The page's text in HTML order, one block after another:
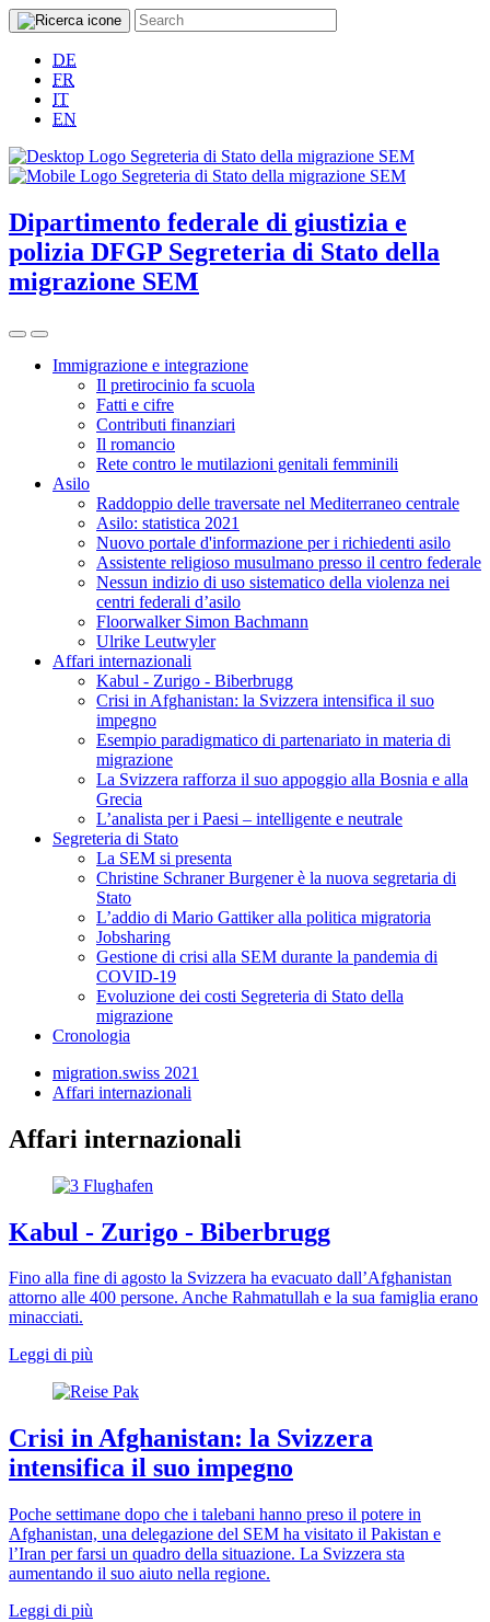
DE
FR
IT
EN
Dipartimento federale di giustizia e
polizia DFGP Segreteria di Stato della
migrazione SEM
Immigrazione e integrazione
Il pretirocinio fa scuola
Fatti e cifre
Contributi finanziari
Il romancio
Rete contro le mutilazioni genitali femminili
Asilo
Raddoppio delle traversate nel Mediterraneo centrale
Asilo: statistica 2021
Nuovo portale d'informazione per i richiedenti asilo
Assistente religioso musulmano presso il centro federale
Nessun indizio di uso sistematico della violenza nei
centri federali d’asilo
Floorwalker Simon Bachmann
Ulrike Leutwyler
Affari internazionali
Kabul - Zurigo - Biberbrugg
Crisi in Afghanistan: la Svizzera intensifica il suo
impegno
Esempio paradigmatico di partenariato in materia di
migrazione
La Svizzera rafforza il suo appoggio alla Bosnia e alla
Grecia
L’analista per i Paesi – intelligente e neutrale
Segreteria di Stato
La SEM si presenta
Christine Schraner Burgener è la nuova segretaria di
Stato
L’addio di Mario Gattiker alla politica migratoria
Jobsharing
Gestione di crisi alla SEM durante la pandemia di
COVID-19
Evoluzione dei costi Segreteria di Stato della
migrazione
Cronologia
migration.swiss 2021
Affari internazionali
Affari internazionali
Kabul - Zurigo - Biberbrugg
Fino alla fine di agosto la Svizzera ha evacuato dall’Afghanistan
attorno alle 400 persone. Anche Rahmatullah e la sua famiglia erano
minacciati.
Leggi di più
Crisi in Afghanistan: la Svizzera
intensifica il suo impegno
Poche settimane dopo che i talebani hanno preso il potere in
Afghanistan, una delegazione del SEM ha visitato il Pakistan e
l’Iran per farsi un quadro della situazione. La Svizzera sta
aumentando il suo aiuto nella regione.
Leggi di più